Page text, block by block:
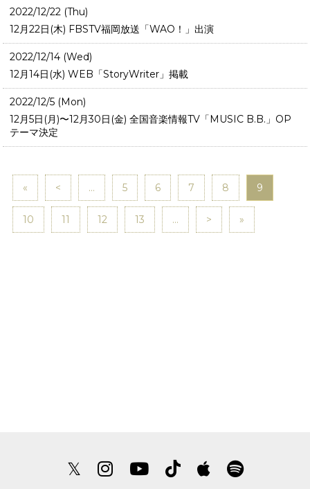
2022/12/22 (Thu)
12月22日(木) FBSTV福岡放送「WAO！」出演
2022/12/14 (Wed)
12月14日(水) WEB「StoryWriter」掲載
2022/12/5 (Mon)
12月5日(月)〜12月30日(金) 全国音楽情報TV「MUSIC B.B.」OP
テーマ決定
« < ... 5 6 7 8 9
10 11 12 13 ... > »
𝕏